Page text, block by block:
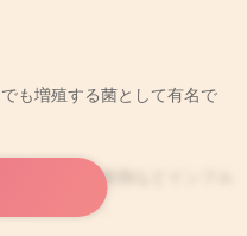
も増殖する菌として有名で
と倦怠感や発熱などインフル
れています。